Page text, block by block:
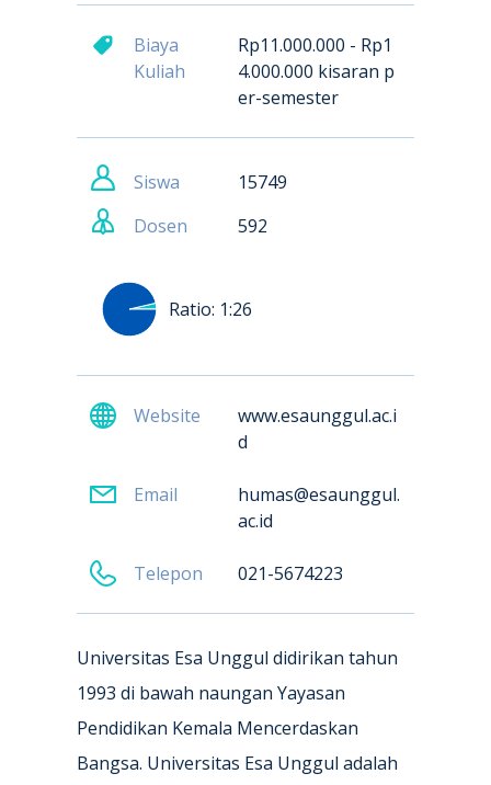
Biaya
Kuliah
Rp11.000.000 - Rp1
4.000.000 kisaran p
er-semester
Siswa
Dosen
15749
592
Ratio: 1:26
Website
www.esaunggul.ac.i
d
Email
humas@esaunggul.
ac.id
Telepon 021-5674223
Universitas Esa Unggul didirikan tahun
1993 di bawah naungan Yayasan
Pendidikan Kemala Mencerdaskan
Bangsa. Universitas Esa Unggul adalah